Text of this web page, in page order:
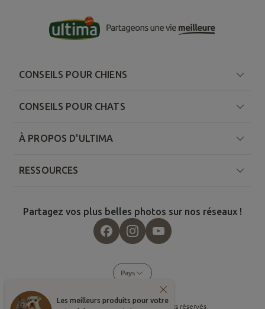
Les meilleurs produits pour votre
CONSEILS POUR CHIENS
CONSEILS POUR CHATS
À PROPOS D'ULTIMA
RESSOURCES
Partagez vos plus belles photos sur nos réseaux !
Pays
© 2026 , Affinity Petcare. Tous droits réservés